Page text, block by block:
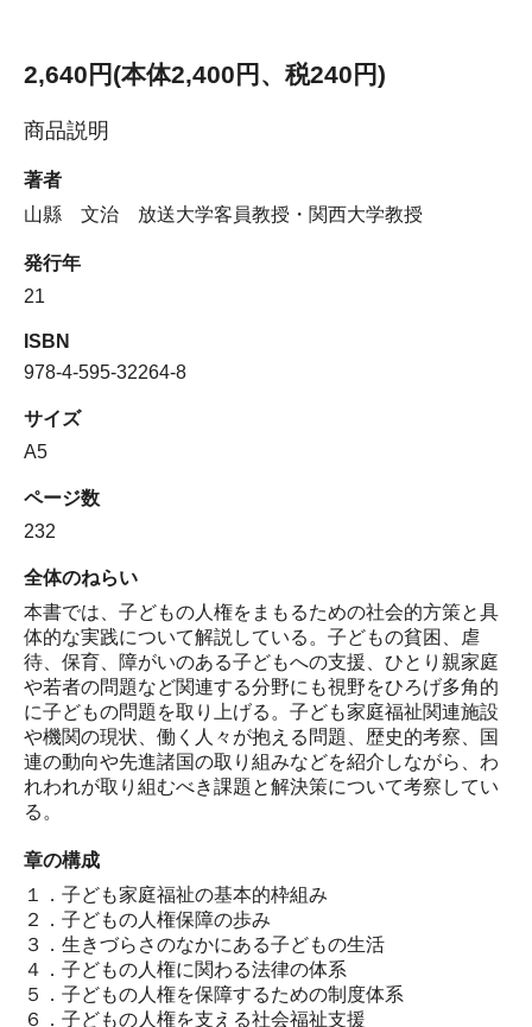
2,640円(本体2,400円、税240円)
商品説明
著者
山縣 文治 放送大学客員教授・関西大学教授
発行年
21
ISBN
978-4-595-32264-8
サイズ
A5
ページ数
232
全体のねらい
本書では、子どもの人権をまもるための社会的方策と具
体的な実践について解説している。子どもの貧困、虐
待、保育、障がいのある子どもへの支援、ひとり親家庭
や若者の問題など関連する分野にも視野をひろげ多角的
に子どもの問題を取り上げる。子ども家庭福祉関連施設
や機関の現状、働く人々が抱える問題、歴史的考察、国
連の動向や先進諸国の取り組みなどを紹介しながら、わ
れわれが取り組むべき課題と解決策について考察してい
る。
章の構成
１．子ども家庭福祉の基本的枠組み
２．子どもの人権保障の歩み
３．生きづらさのなかにある子どもの生活
４．子どもの人権に関わる法律の体系
５．子どもの人権を保障するための制度体系
６．子どもの人権を支える社会福祉支援